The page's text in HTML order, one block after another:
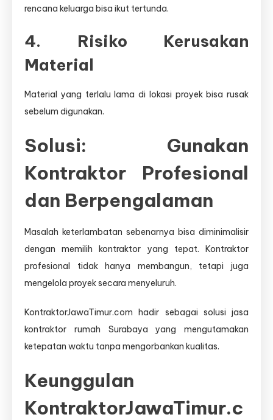
rencana keluarga bisa ikut tertunda.
4. Risiko Kerusakan
Material
Material yang terlalu lama di lokasi proyek bisa rusak
sebelum digunakan.
Solusi: Gunakan
Kontraktor Profesional
dan Berpengalaman
Masalah keterlambatan sebenarnya bisa diminimalisir
dengan memilih kontraktor yang tepat. Kontraktor
profesional tidak hanya membangun, tetapi juga
mengelola proyek secara menyeluruh.
KontraktorJawaTimur.com hadir sebagai solusi jasa
kontraktor rumah Surabaya yang mengutamakan
ketepatan waktu tanpa mengorbankan kualitas.
Keunggulan
KontraktorJawaTimur.c